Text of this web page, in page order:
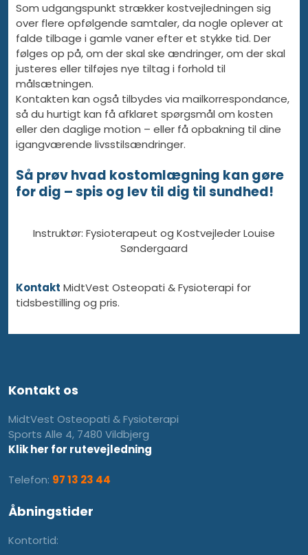
Som udgangspunkt strækker kostvejledningen sig
over flere opfølgende samtaler, da nogle oplever at
falde tilbage i gamle vaner efter et stykke tid. Der
følges op på, om der skal ske ændringer, om der skal
justeres eller tilføjes nye tiltag i forhold til
målsætningen.
Kontakten kan også tilbydes via mailkorrespondance,
så du hurtigt kan få afklaret spørgsmål om kosten
eller den daglige motion – eller få opbakning til dine
igangværende livsstilsændringer.
Så prøv hvad kostomlægning kan gøre
for dig – spis og lev til dig til sundhed!
Instruktør: Fysioterapeut og Kostvejleder Louise
Søndergaard
Kontakt MidtVest Osteopati & Fysioterapi for
tidsbestilling og pris.​
Kontakt os
MidtVest Osteopati & Fysioterapi
Sports Alle 4, 7480 Vildbjerg
Klik her for rutevejledning
Telefon: 97 13 23 44
Åbningstider
Kontortid: